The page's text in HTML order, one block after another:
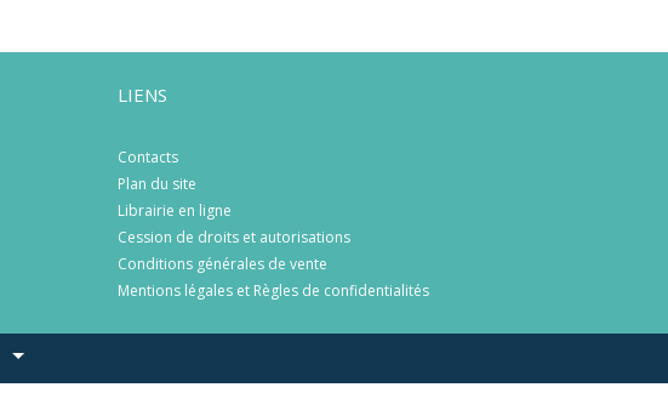
LIENS
Contacts
Plan du site
Librairie en ligne
Cession de droits et autorisations
Conditions générales de vente
Mentions légales et Règles de confidentialités